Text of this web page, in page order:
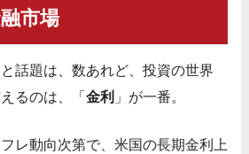
市場
話題は、数あれど、投資の世界
るのは、「 金利 」が一番。
レ動向次第で、米国の長期金利上